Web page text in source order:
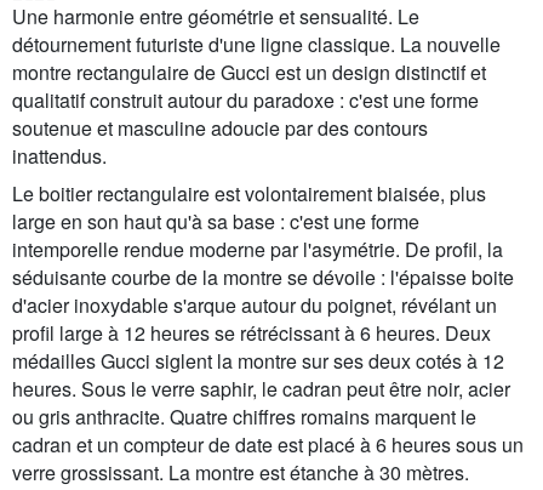
Une harmonie entre géométrie et sensualité. Le
détournement futuriste d'une ligne classique. La nouvelle
montre rectangulaire de Gucci est un design distinctif et
qualitatif construit autour du paradoxe : c'est une forme
soutenue et masculine adoucie par des contours
inattendus.
Le boitier rectangulaire est volontairement biaisée, plus
large en son haut qu'à sa base : c'est une forme
intemporelle rendue moderne par l'asymétrie. De profil, la
séduisante courbe de la montre se dévoile : l'épaisse boite
d'acier inoxydable s'arque autour du poignet, révélant un
profil large à 12 heures se rétrécissant à 6 heures. Deux
médailles Gucci siglent la montre sur ses deux cotés à 12
heures. Sous le verre saphir, le cadran peut être noir, acier
ou gris anthracite. Quatre chiffres romains marquent le
cadran et un compteur de date est placé à 6 heures sous un
verre grossissant. La montre est étanche à 30 mètres.